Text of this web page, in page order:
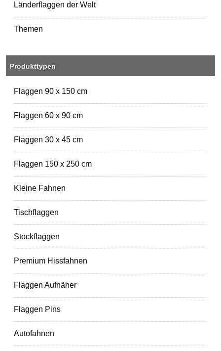
Länderflaggen der Welt
Themen
Produkttypen
Flaggen 90 x 150 cm
Flaggen 60 x 90 cm
Flaggen 30 x 45 cm
Flaggen 150 x 250 cm
Kleine Fahnen
Tischflaggen
Stockflaggen
Premium Hissfahnen
Flaggen Aufnäher
Flaggen Pins
Autofahnen